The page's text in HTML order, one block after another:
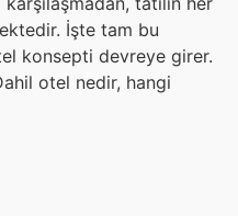
İşte tam bu
konsepti devreye girer.
otel nedir, hangi